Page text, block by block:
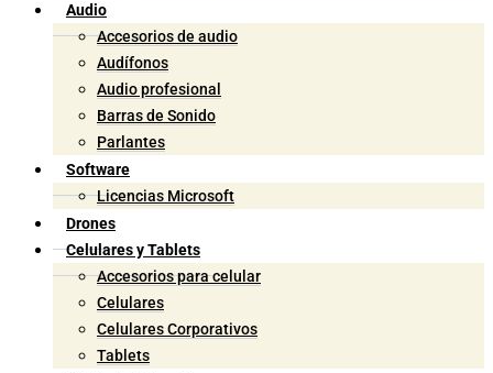
Audio
Accesorios de audio
Audífonos
Audio profesional
Barras de Sonido
Parlantes
Software
Licencias Microsoft
Drones
Celulares y Tablets
Accesorios para celular
Celulares
Celulares Corporativos
Tablets